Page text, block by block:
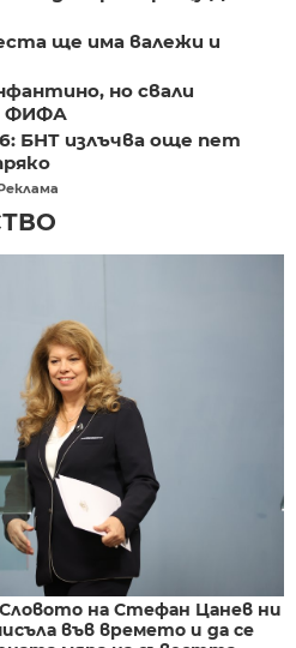
ще има валежи и
но свали
ФИФА
БНТ излъчва още пет
на Стефан Цанев ни
във времето и да се